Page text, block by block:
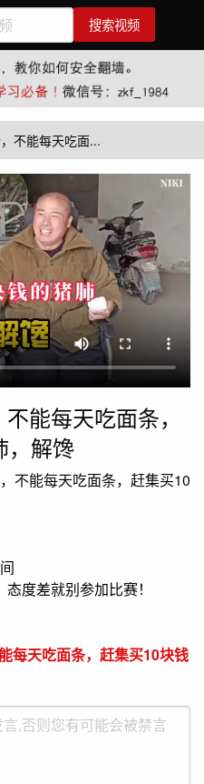
搜索视频
不能每天吃面...
能每天吃面条，
，解馋
不能每天吃面条，赶集买10
度差就别参加比赛！
每天吃面条，赶集买10块钱